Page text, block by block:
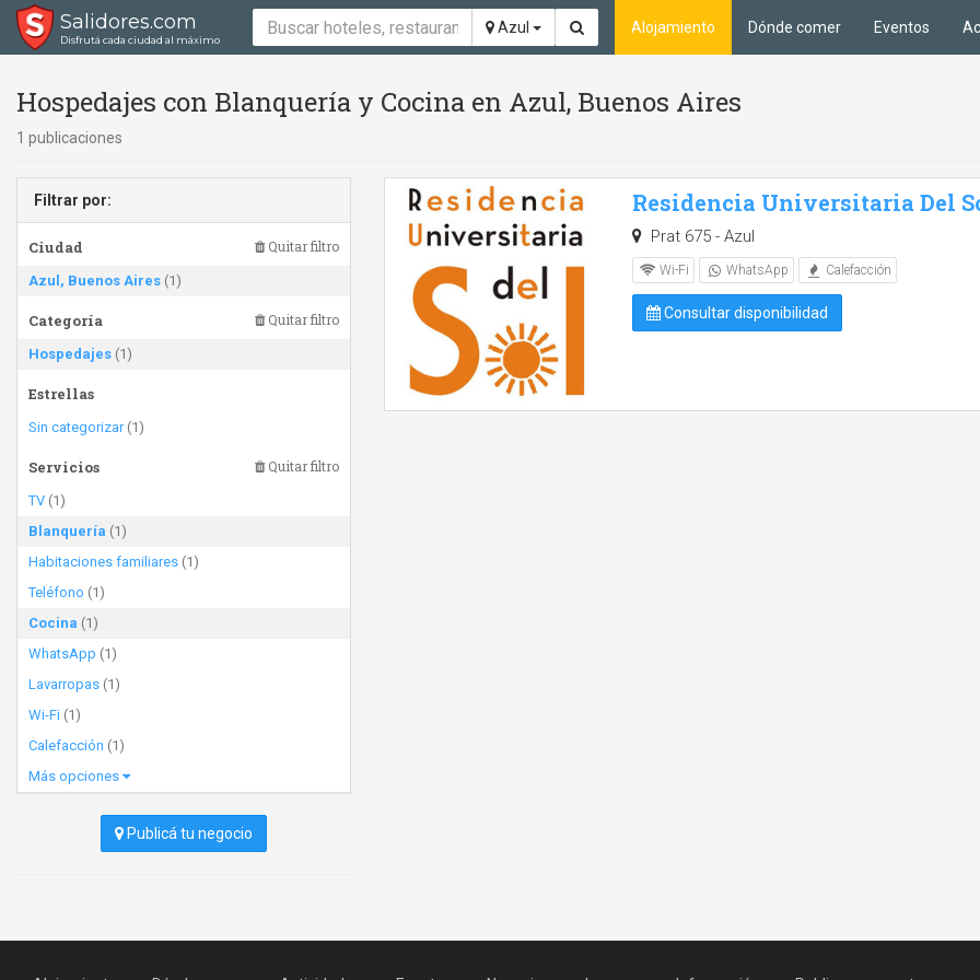
Salidores.com
Disfrutá cada ciudad al máximo
Azul Alojamiento Dónde comer Eventos
Hospedajes con Blanquería y Cocina en Azul, Buenos Aires
1 publicaciones
Filtrar por:
Ciudad Quitar filtro
Azul, Buenos Aires (1)
Categoría Quitar filtro
Hospedajes (1)
Estrellas
Sin categorizar(1)
Servicios Quitar filtro
TV (1)
Blanquería (1)
Habitaciones familiares (1)
Teléfono (1)
Cocina (1)
WhatsApp (1)
Lavarropas (1)
Wi-Fi (1)
Calefacción (1)
Más opciones
Publicá tu negocio
Residencia Universitaria Del
Prat 675 - Azul
Wi-Fi WhatsApp Calefacción
Consultar disponibilidad